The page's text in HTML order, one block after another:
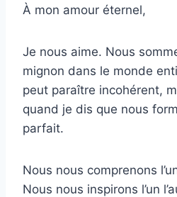
À mon amour éternel,
Je nous aime. Nous
mignon dans le monde
peut paraître incohérent,
quand je dis que nous
parfait.
Nous nous comprenons
Nous nous inspirons l’un